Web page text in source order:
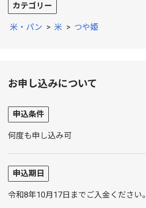
カテゴリー
米・パン > 米 > つや姫
お申し込みについて
申込条件
何度も申し込み可
申込期日
令和8年10月17日までご入金ください。